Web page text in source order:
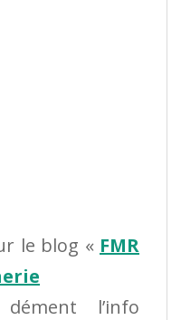
le blog « FMR
l’info